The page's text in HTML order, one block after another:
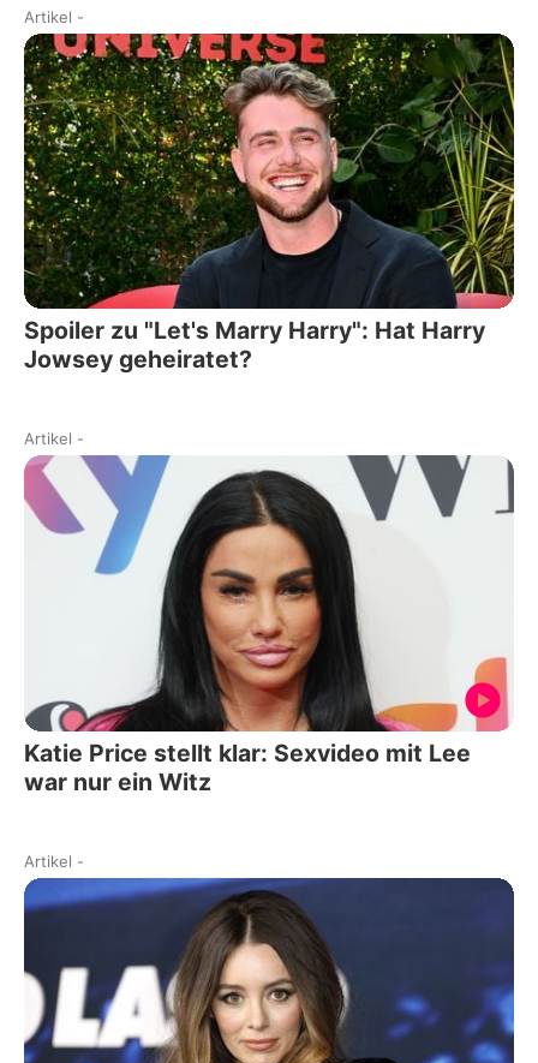
Artikel -
Spoiler zu "Let's Marry Harry": Hat Harry
Jowsey geheiratet?
Artikel -
Katie Price stellt klar: Sexvideo mit Lee
war nur ein Witz
Artikel -